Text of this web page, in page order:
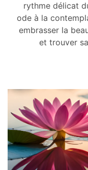
rythme délicat
ode à la
embrasser la
et trouver